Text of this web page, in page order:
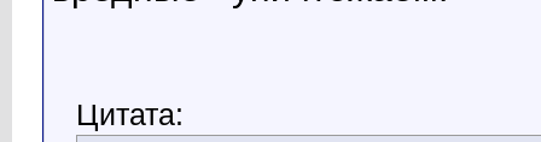
Цитата: